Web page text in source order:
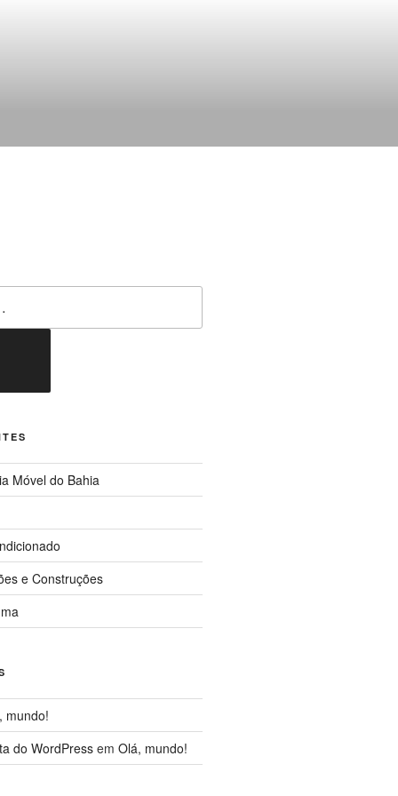
Móvel do Bahia
e Construções
mundo!
do WordPressem Olá, mundo!